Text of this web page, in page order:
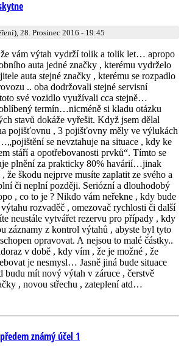
28. Prosinec 2016 - 19:45
že vám výtah vydrží tolik a tolik let… apropo
auta jedné značky , kterému vydrželo
auta stejné značky , kterému se rozpadlo
.. oba dodržovali stejné servisní
své vozidlo využívali cca stejně…
termín…nicméně si kladu otázku
stavů dokáže vyřešit. Když jsem dělal
pojišťovnu , 3 pojišťovny měly ve výlukách
se nevztahuje na situace , kdy ke
stáří a opotřebovanosti prvků“. Tímto se
plnění za prakticky 80% havárií…jinak
že škodu nejprve musíte zaplatit ze svého a
či neplní později. Seriózní a dlouhodobý
, co to je ? Nikdo vám neřekne , kdy bude
rozvaděč , omezovač rychlosti či další
neustále vytvářet rezervu pro případy , kdy
záznamy z kontrol výtahů , abyste byl tyto
opravovat. A nejsou to malé částky..
v době , kdy vím , že je možné , že
je nesmysl… Jasně jiná bude situace
budu mít nový výtah v záruce , čerstvě
, novou střechu , zateplení atd…
známý účel 1